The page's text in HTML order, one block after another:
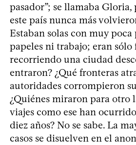
pasador”; se llamaba Gloria,
este país nunca más
Estaban solas con muy poca
papeles ni trabajo; eran sólo
recorriendo una ciudad
entraron? ¿Qué fronteras
autoridades corrompieron
¿Quiénes miraron para otro
viajes como ese han
diez años? No se sabe. La
casos se disuelven en el